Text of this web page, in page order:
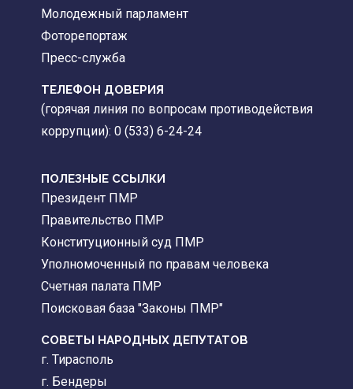
Молодежный парламент
Фоторепортаж
Пресс-служба
ТЕЛЕФОН ДОВЕРИЯ
(горячая линия по вопросам противодействия
коррупции): 0 (533) 6-24-24
ПОЛЕЗНЫЕ ССЫЛКИ
Президент ПМР
Правительство ПМР
Конституционный суд ПМР
Уполномоченный по правам человека
Счетная палата ПМР
Поисковая база "Законы ПМР"
СОВЕТЫ НАРОДНЫХ ДЕПУТАТОВ
г. Тирасполь
г. Бендеры